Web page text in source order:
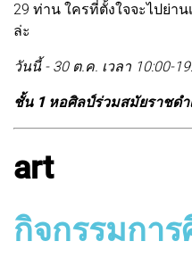
29 ท่าน ใครที่ตั้งใจจะไปย่า
ล่ะ
วันนี้ - 30 ต.ค. เวลา 10:00-
ชั้น 1 หอศิลป์ร่วมสมัยราชด
art
กิจกรรมกา